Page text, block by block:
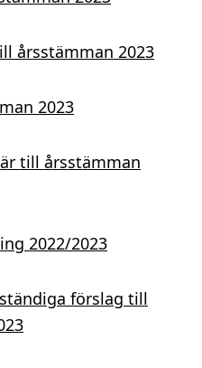
årsstämman 2023
2023
till årsstämman
2022/2023
förslag till